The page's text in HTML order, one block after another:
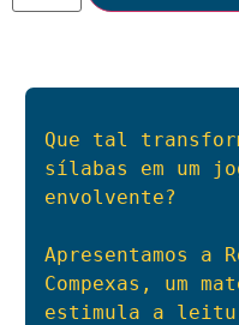
Que tal
sílabas em um
envolvente?
Apresentamos a
Compexas, um
estimula a